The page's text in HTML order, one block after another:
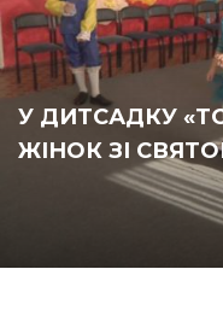
У ДИТСАДКУ
ЖІНОК ЗІ